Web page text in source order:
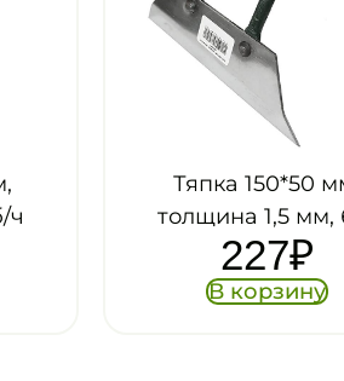
Тяпка 150*50 мм,
толщина 1,5 мм, б/ч